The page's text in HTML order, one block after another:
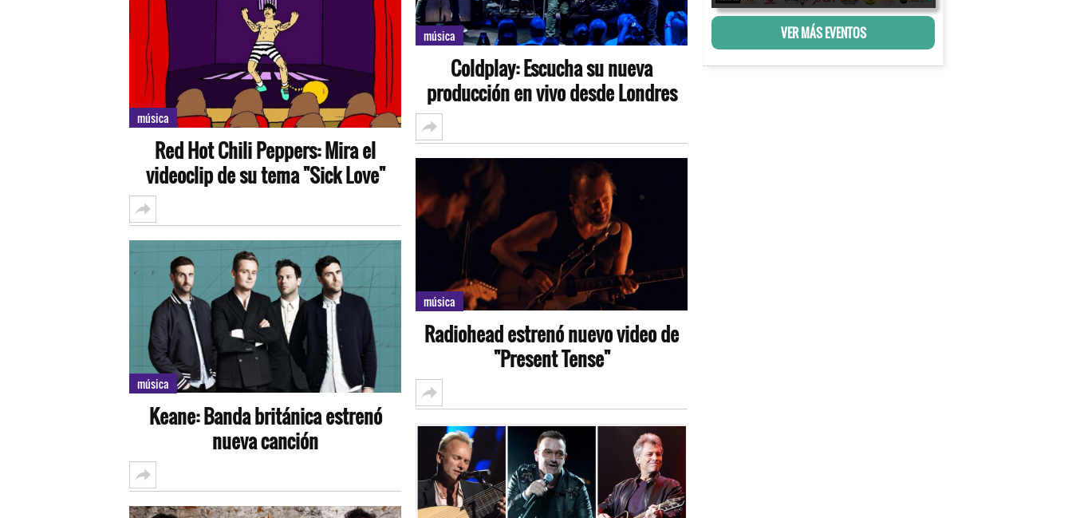
música
Red Hot Chili Peppers: Mira el
videoclip de su tema "Sick Love"
música
Keane: Banda británica estrenó
nueva canción
música
Coldplay: Escucha su nueva
producción en vivo desde Londres
música
Radiohead estrenó nuevo video de
"Present Tense"
VER MÁS EVENTOS